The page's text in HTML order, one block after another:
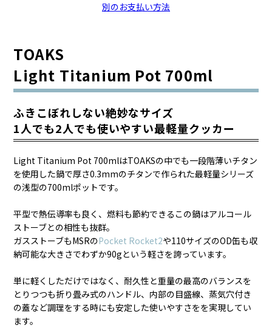
別のお支払い方法
TOAKS
Light Titanium Pot 700ml
ふきこぼれしない絶妙なサイズ
1人でも2人でも使いやすい最軽量クッカー
Light Titanium Pot 700mlはTOAKSの中でも一段階薄いチタン
を使用した鍋で厚さ0.3mmのチタンで作られた最軽量シリーズ
の浅型の700mlポットです。
平型で熱伝導率も良く、燃料も節約できるこの鍋はアルコール
ストーブとの相性も抜群。
ガスストーブもMSRのPocket Rocket2や110サイズのOD缶も収
納可能な大きさでわずか90gという軽さを誇っています。
単に軽くしただけではなく、耐久性と重量の最高のバランスを
とりつつも折り畳み式のハンドル、内部の目盛線、蒸気穴付き
の蓋など調理をする時にも安定した使いやすさをを実現してい
ます。